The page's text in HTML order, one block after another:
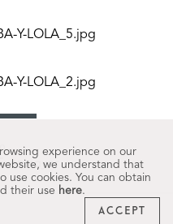
experience on our
we understand that
use cookies. You can obtain
their use here.
ACCEPT